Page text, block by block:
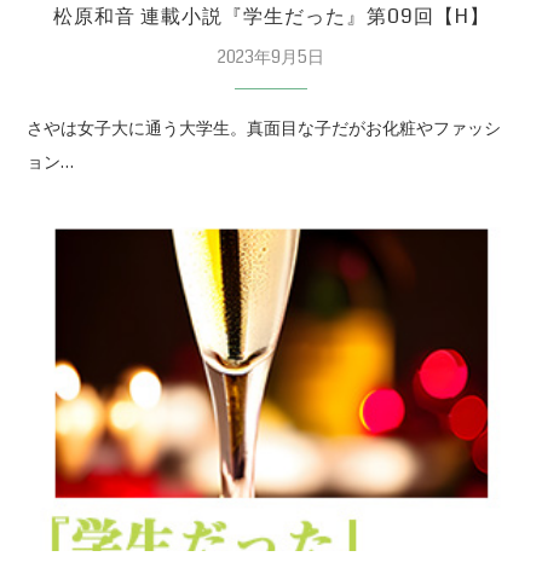
松原和音 連載小説『学生だった』第09回【H】
2023年9月5日
さやは女子大に通う大学生。真面目な子だがお化粧やファッシ
ョン…